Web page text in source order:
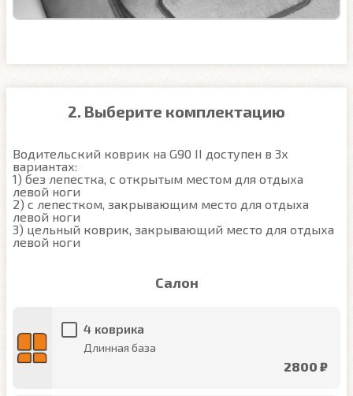
2. Выберите комплектацию
Водительский коврик на G90 II доступен в 3х
вариантах:
1) без лепестка, с открытым местом для отдыха
левой ноги
2) с лепестком, закрывающим место для отдыха
левой ноги
3) цельный коврик, закрывающий место для отдыха
левой ноги
Салон
4 коврика
Длинная база
2800 ₽